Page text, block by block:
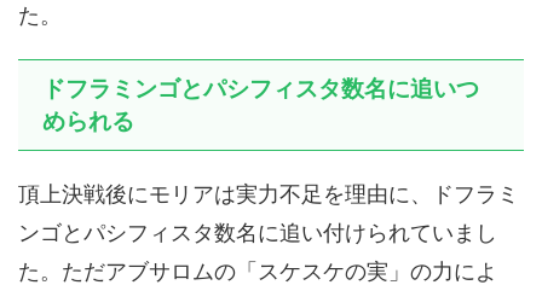
た。
ドフラミンゴとパシフィスタ数名に追いつ
められる
頂上決戦後にモリアは実力不足を理由に、ドフラミ
ンゴとパシフィスタ数名に追い付けられていまし
た。ただアブサロムの「スケスケの実」の力によ